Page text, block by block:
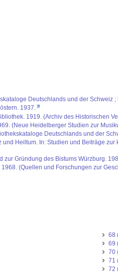
Deutschlands und der Schweiz
1937.
1919. (Archiv des Historischen
(Neue Heidelberger Studien zur
Deutschlands und der
Heiltum. In: Studien und Beiträge
Gründung des Bistums Würzburg.
(Quellen und Forschungen zur
68
69
70
71
72